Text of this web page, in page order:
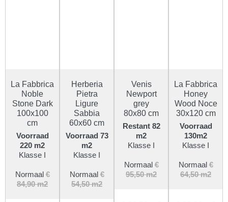
La Fabbrica
Noble
Stone Dark
100x100
cm
Voorraad
220 m2
Klasse I
Normaal€
84,90 m2
Herberia
Pietra
Ligure
Sabbia
60x60 cm
Voorraad 73
m2
Klasse I
Normaal€
54,50 m2
Venis
Newport
grey
80x80 cm
Restant 82
m2
Klasse I
Normaal€
95,50 m2
La Fabbrica
Honey
Wood Noce
30x120 cm
Voorraad
130m2
Klasse I
Normaal€
64,50 m2